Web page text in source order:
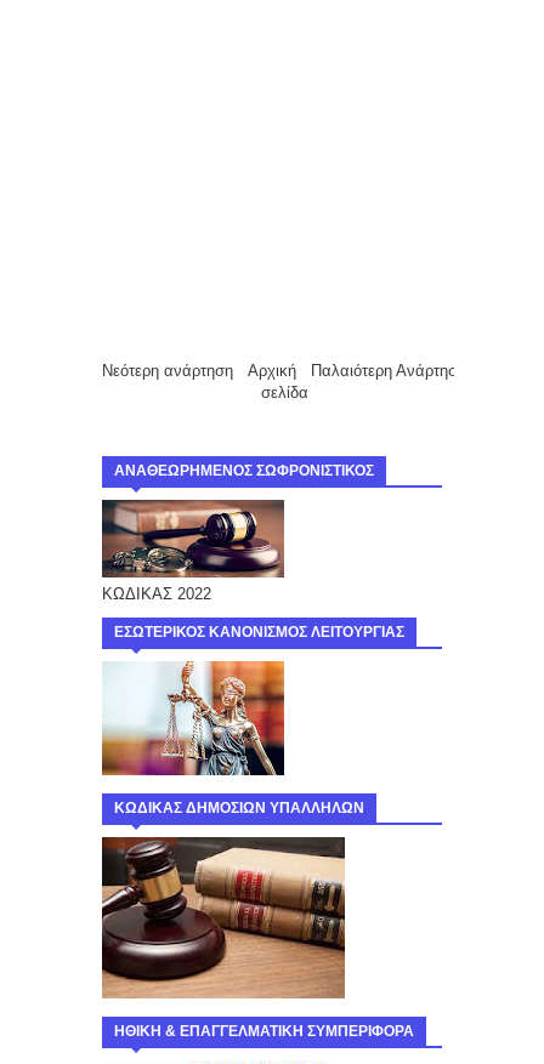
Νεότερη ανάρτηση Παλαιότερη Ανάρτηση
Αρχική
σελίδα
ΑΝΑΘΕΩΡΗΜΕΝΟΣ ΣΩΦΡΟΝΙΣΤΙΚΟΣ
ΚΩΔΙΚΑΣ 2022
ΕΣΩΤΕΡΙΚΟΣ ΚΑΝΟΝΙΣΜΟΣ ΛΕΙΤΟΥΡΓΙΑΣ
ΚΩΔΙΚΑΣ ΔΗΜΟΣΙΩΝ ΥΠΑΛΛΗΛΩΝ
ΗΘΙΚΗ & ΕΠΑΓΓΕΛΜΑΤΙΚΗ ΣΥΜΠΕΡΙΦΟΡΑ